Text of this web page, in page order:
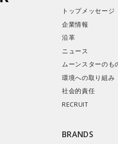
トップメッセージ
企業情報
沿革
ニュース
ムーンスターのも
環境への取り組み
社会的責任
RECRUIT
BRANDS